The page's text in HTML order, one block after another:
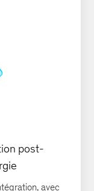
post-
avec